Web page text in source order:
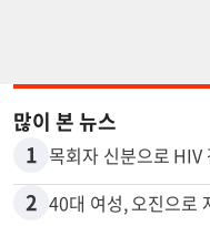
1 목회자 신분으로 HIV